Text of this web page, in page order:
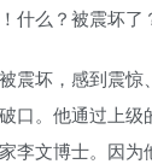
什么？被震坏了
震坏，感到震惊
口。他通过上级
李文博士。因